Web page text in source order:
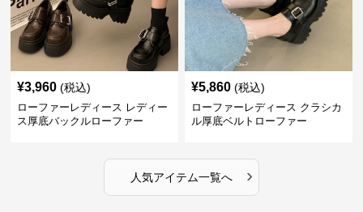
¥3,960 (税込)
ローファーレディース レディー
ス厚底バックルローファー
¥5,860 (税込)
ローファーレディース クラシカ
ル厚底ベルトローファー
人気アイテム一覧へ ›